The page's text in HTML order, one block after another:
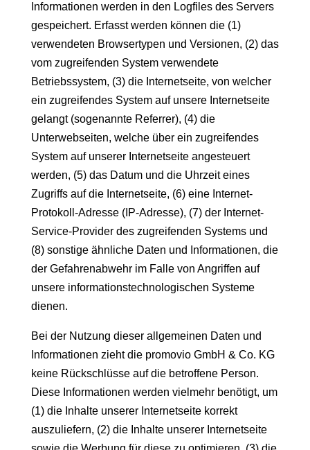
Informationen werden in den Logfiles des Servers
gespeichert. Erfasst werden können die (1)
verwendeten Browsertypen und Versionen, (2) das
vom zugreifenden System verwendete
Betriebssystem, (3) die Internetseite, von welcher
ein zugreifendes System auf unsere Internetseite
gelangt (sogenannte Referrer), (4) die
Unterwebseiten, welche über ein zugreifendes
System auf unserer Internetseite angesteuert
werden, (5) das Datum und die Uhrzeit eines
Zugriffs auf die Internetseite, (6) eine Internet-
Protokoll-Adresse (IP-Adresse), (7) der Internet-
Service-Provider des zugreifenden Systems und
(8) sonstige ähnliche Daten und Informationen, die
der Gefahrenabwehr im Falle von Angriffen auf
unsere informationstechnologischen Systeme
dienen.
Bei der Nutzung dieser allgemeinen Daten und
Informationen zieht die promovio GmbH & Co. KG
keine Rückschlüsse auf die betroffene Person.
Diese Informationen werden vielmehr benötigt, um
(1) die Inhalte unserer Internetseite korrekt
auszuliefern, (2) die Inhalte unserer Internetseite